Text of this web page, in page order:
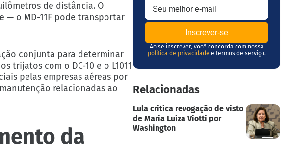
de distância. O
— o MD-11F pode transportar
conjunta para determinar
trijatos com o DC-10 e o L1011
pelas empresas aéreas por
relacionadas ao
da
Ao se inscrever, você concorda com nossa
política de privacidade e termos de serviço.
Relacionadas
Lula critica revogação de visto
de Maria Luiza Viotti por
Washington